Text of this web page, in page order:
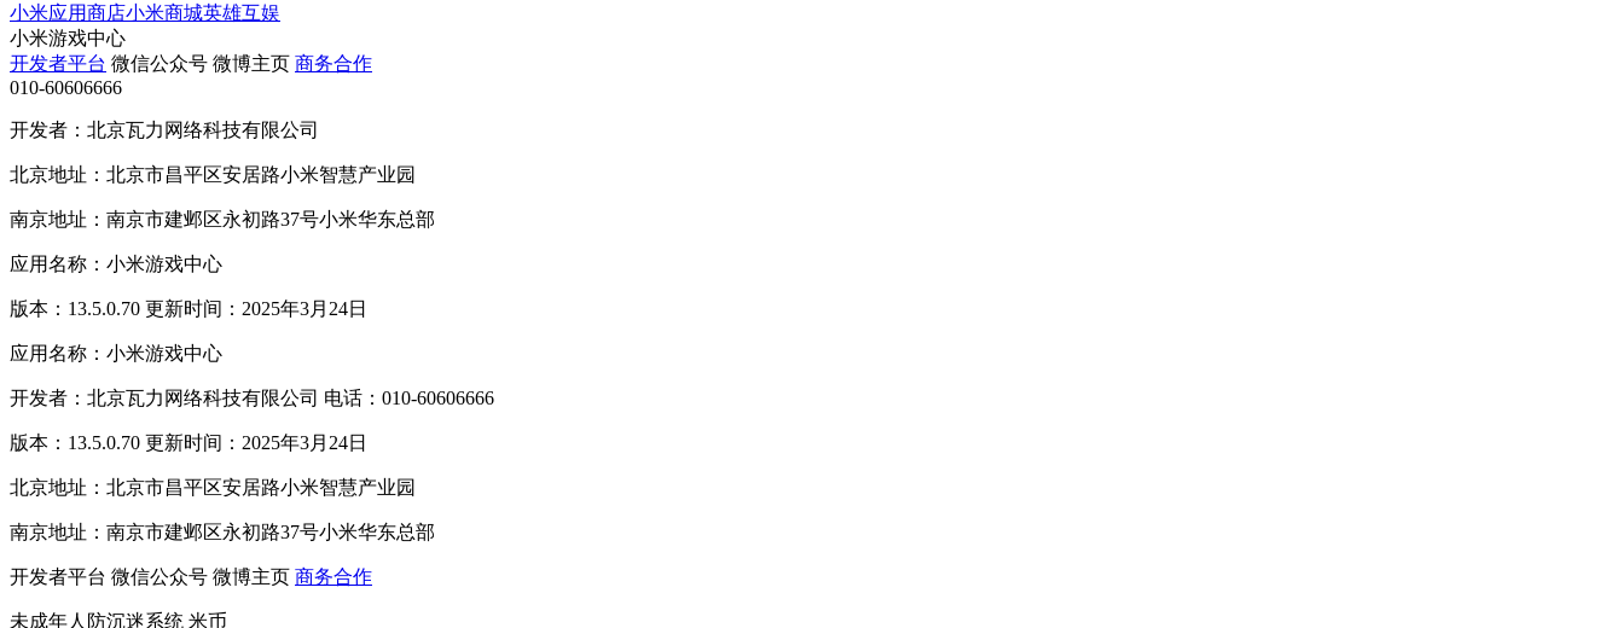
小米应用商店小米商城英雄互娱
小米游戏中心
开发者平台 微信公众号 微博主页 商务合作
010-60606666
开发者：北京瓦力网络科技有限公司
北京地址：北京市昌平区安居路小米智慧产业园
南京地址：南京市建邺区永初路37号小米华东总部
应用名称：小米游戏中心
版本：13.5.0.70 更新时间：2025年3月24日
应用名称：小米游戏中心
开发者：北京瓦力网络科技有限公司 电话：010-60606666
版本：13.5.0.70 更新时间：2025年3月24日
北京地址：北京市昌平区安居路小米智慧产业园
南京地址：南京市建邺区永初路37号小米华东总部
开发者平台 微信公众号 微博主页 商务合作
未成年人防沉迷系统 米币